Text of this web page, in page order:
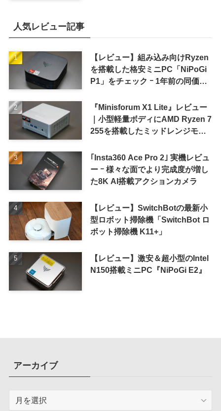
人気レビュー記事
【レビュー】組み込み向けRyzen
を搭載した格安ミニPC「NiPoGi
P1」をチェック ｰ 1年前の同価格
『Minisforum X1 Lite』レビュー
｜小型軽量ボディにAMD Ryzen 7
255を搭載したミッドレンジモデ
｢Insta360 Ace Pro 2｣ 実機レビュ
ー ｰ 様々な面でより完成度が増し
た8K AI搭載アクションカメラ
【レビュー】SwitchBotの最新小
型ロボット掃除機「SwitchBot ロ
ボット掃除機 K11+」
【レビュー】激安＆超小型のIntel
N150搭載ミニPC『NiPoGi E2』
アーカイブ